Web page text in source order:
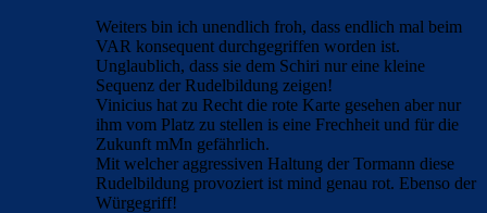
Weiters bin ich unendlich froh, dass endlich mal beim
VAR konsequent durchgegriffen worden ist.
Unglaublich, dass sie dem Schiri nur eine kleine
Sequenz der Rudelbildung zeigen!
Vinicius hat zu Recht die rote Karte gesehen aber nur
ihm vom Platz zu stellen is eine Frechheit und für die
Zukunft mMn gefährlich.
Mit welcher aggressiven Haltung der Tormann diese
Rudelbildung provoziert ist mind genau rot. Ebenso der
Würgegriff!